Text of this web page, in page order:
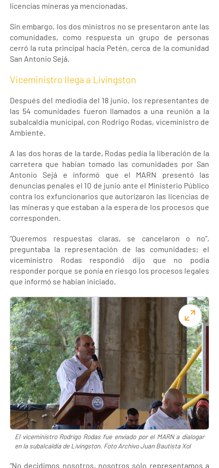
licencias mineras ya mencionadas.
Sin embargo, los dos ministros no se presentaron ante las
comunidades, como respuesta un grupo de personas
cerró la ruta principal hacia Petén, cerca de la comunidad
San Antonio Sejá.
Viceministro llega a Livingston
Después del mediodía del 18 junio, los representantes de
las 54 comunidades fueron llamados a una reunión a la
subalcaldía municipal, con Rodrigo Rodas, viceministro de
Ambiente.
A las dos horas de la tarde, Rodas pedía la liberación de la
carretera que habían tomado las comunidades por San
Antonio Sejá e informó que el MARN presentó las
denuncias penales el 10 de junio ante el Ministerio Público
contra los exfuncionarios que autorizaron las licencias de
las mineras y que estaban a la espera de los procesos que
corresponden.
“Queremos respuestas claras, se cancelaron o no”,
preguntaba la representación de las comunidades; el
viceministro Rodas respondió dijo que no podía
responder porque se ponía en riesgo los procesos legales
que informó se habían iniciado.
El viceministro Rodrigo Rodas fue enviado por el MARN a dialogar
en la subalcaldía de Livingston. Foto Archivo Juan Bautista Xol
“No decidimos nosotros, nosotros solo representamos a